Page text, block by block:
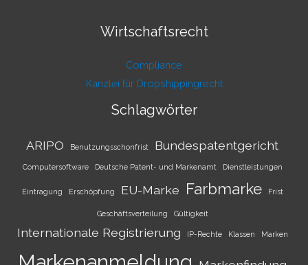
Wirtschaftsrecht
Compliance
Kanzlei für Dropshippingrecht
Schlagwörter
ARIPO Benutzungsschonfrist Bundespatentgericht
Computersoftware Deutsche Patent- und Markenamt Dienstleistungen
Eintragung Erschöpfung EU-Marke Farbmarke Frist
Geschäftsverteilung Gültigkeit
Internationale Registrierung IP-Rechte Klassen Marken